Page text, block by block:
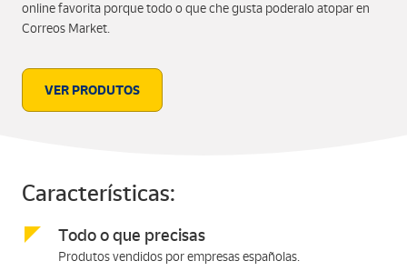
online favorita porque todo o que che gusta poderalo atopar en
Correos Market.
VER PRODUTOS
Características:
Todo o que precisas
Produtos vendidos por empresas españolas.